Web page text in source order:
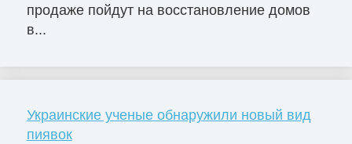
продаже пойдут на восстановление домов
в...
Украинские ученые обнаружили новый вид
пиявок